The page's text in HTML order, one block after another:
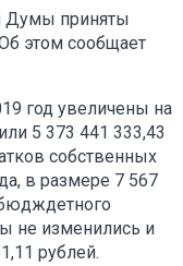
Думы приняты
этом сообщает
год увеличены на
5 373 441 333,43
собственных
в размере 7 567
не изменились и
рублей.